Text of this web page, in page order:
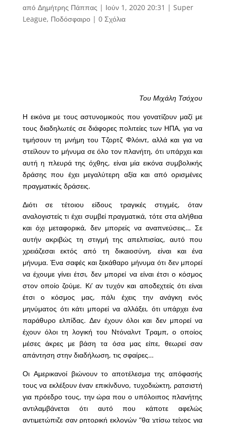
από Δημήτρης Πάππας | Ιούν 1, 2020 20:31 | Super
League, Ποδόσφαιρο| 0 Σχόλια
Του Μιχάλη Τσόχου
Η εικόνα με τους αστυνομικούς που γονατίζουν μαζί με
τους διαδηλωτές σε διάφορες πολιτείες των ΗΠΑ, για να
τιμήσουν τη μνήμη του Τζορτζ Φλόιντ, αλλά και για να
στείλουν το μήνυμα σε όλο τον πλανήτη, ότι υπάρχει και
αυτή η πλευρά της όχθης, είναι μία εικόνα συμβολικής
δράσης που έχει μεγαλύτερη αξία και από ορισμένες
πραγματικές δράσεις.
Διότι σε τέτοιου είδους τραγικές στιγμές, όταν
αναλογιστείς τι έχει συμβεί πραγματικά, τότε στα αλήθεια
και όχι μεταφορικά, δεν μπορείς να αναπνεύσεις… Σε
αυτήν ακριβώς τη στιγμή της απελπισίας, αυτό που
χρειάζεσαι εκτός από τη δικαιοσύνη, είναι και ένα
μήνυμα. Ένα σαφές και ξεκάθαρο μήνυμα ότι δεν μπορεί
να έχουμε γίνει έτσι, δεν μπορεί να είναι έτσι ο κόσμος
στον οποίο ζούμε. Κι’ αν τυχόν και αποδεχτείς ότι είναι
έτσι ο κόσμος μας, πάλι έχεις την ανάγκη ενός
μηνύματος ότι κάτι μπορεί να αλλάξει, ότι υπάρχει ένα
παράθυρο ελπίδας. Δεν έχουν όλοι και δεν μπορεί να
έχουν όλοι τη λογική του Ντόναλντ Τραμπ, ο οποίος
μέσες άκρες με βάση τα όσα μας είπε, θεωρεί σαν
απάντηση στην διαδήλωση, τις σφαίρες…
Οι Αμερικανοί βιώνουν το αποτέλεσμα της απόφασής
τους να εκλέξουν έναν επικίνδυνο, τυχοδιώκτη, ρατσιστή
για πρόεδρο τους, την ώρα που ο υπόλοιπος πλανήτης
αντιλαμβάνεται ότι αυτό που κάποτε αφελώς
αντιμετώπιζε σαν ρητορική εκλογών “θα χτίσω τείχος για